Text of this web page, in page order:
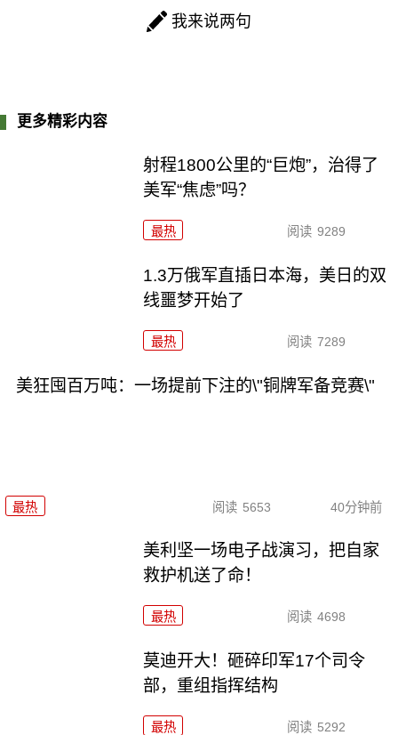
我来说两句
更多精彩内容
射程1800公里的“巨炮”，治得了
美军“焦虑”吗？
最热 阅读 9289
1.3万俄军直插日本海，美日的双
线噩梦开始了
最热 阅读 7289
美狂囤百万吨：一场提前下注的\"铜牌军备竞赛\"
最热 阅读 5653 40分钟前
美利坚一场电子战演习，把自家
救护机送了命！
最热 阅读 4698
莫迪开大！砸碎印军17个司令
部，重组指挥结构
最热 阅读 5292